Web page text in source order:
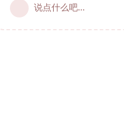
说点什么吧...